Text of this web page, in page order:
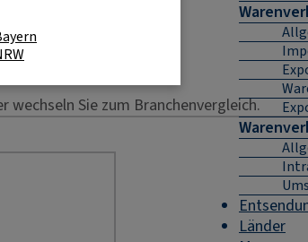
Länder
wechseln Sie zum Branchenvergleich.